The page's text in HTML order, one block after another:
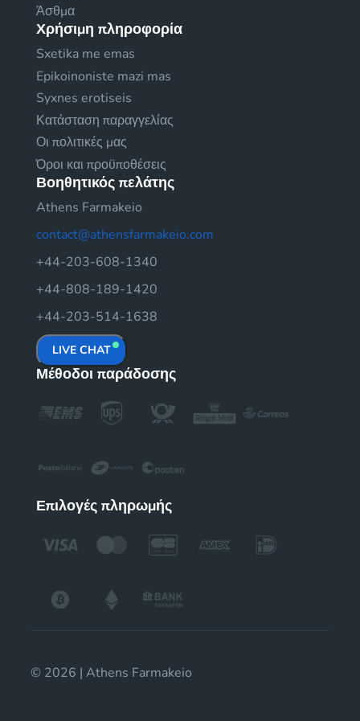
Άσθμα
Χρήσιμη πληροφορία
Sxetika me emas
Epikoinoniste mazi mas
Syxnes erotiseis
Κατάσταση παραγγελίας
Οι πολιτικές μας
Όροι και προϋποθέσεις
Βοηθητικός πελάτης
Athens Farmakeio
contact@athensfarmakeio.com
+44-203-608-1340
+44-808-189-1420
+44-203-514-1638
LIVE CHAT
Μέθοδοι παράδοσης
Επιλογές πληρωμής
© 2026 | Athens Farmakeio